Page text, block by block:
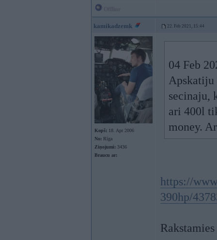
kamikadzemk 22. Feb 2021, 15:44
Kopš: 18. Apr 2006
No: Rīga
Ziņojumi: 3436
Braucu ar:
04 Feb
Apskatiju
secinaju,
ari 400l
money.
https://
390hp/